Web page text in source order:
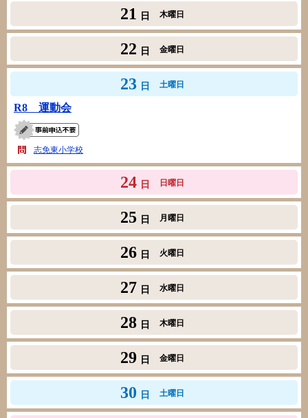
21 日 木曜日
22 日 金曜日
23 日 土曜日
R8 運動会
志免東小学校
24 日 日曜日
25 日 月曜日
26 日 火曜日
27 日 水曜日
28 日 木曜日
29 日 金曜日
30 日 土曜日